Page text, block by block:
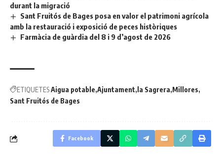
durant la migració
Sant Fruitós de Bages posa en valor el patrimoni agrícola
amb la restauració i exposició de peces històriques
Farmàcia de guàrdia del 8 i 9 d’agost de 2026
ETIQUETESAigua potable Ajuntament la Sagrera Millores
Sant Fruitós de Bages
Facebook